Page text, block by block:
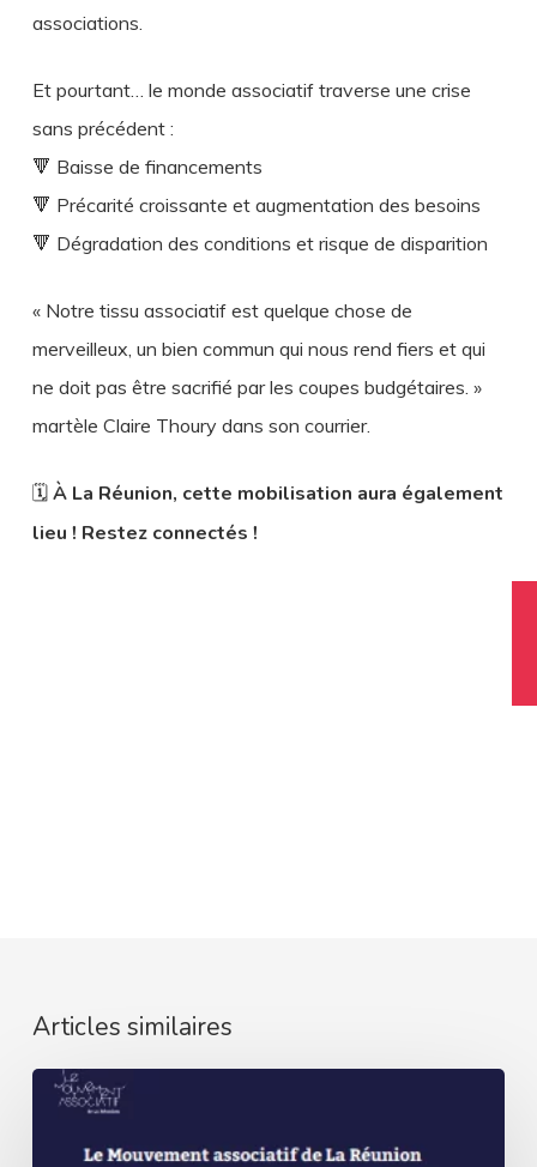
associations.
Et pourtant… le monde associatif traverse une crise
sans précédent :
🔻 Baisse de financements
🔻 Précarité croissante et augmentation des besoins
🔻 Dégradation des conditions et risque de disparition
« Notre tissu associatif est quelque chose de
merveilleux, un bien commun qui nous rend fiers et qui
ne doit pas être sacrifié par les coupes budgétaires. »
martèle Claire Thoury dans son courrier.
🗓️À La Réunion, cette mobilisation aura également
lieu ! Restez connectés !
Articles similaires
Rapport